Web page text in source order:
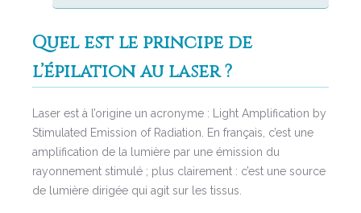
Quel est le principe de
l’épilation au laser ?
Laser est à l’origine un acronyme : Light Amplification by
Stimulated Emission of Radiation. En français, c’est une
amplification de la lumière par une émission du
rayonnement stimulé ; plus clairement : c’est une source
de lumière dirigée qui agit sur les tissus.